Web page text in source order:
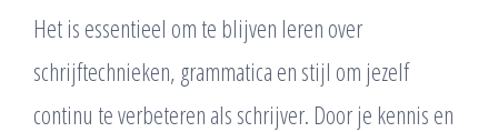
Het is essentieel om te blijven leren over
schrijftechnieken, grammatica en stijl om jezelf
continu te verbeteren als schrijver. Door je kennis en